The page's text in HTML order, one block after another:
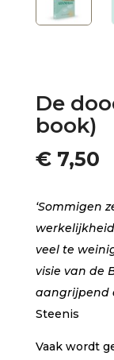
De
book)
€7,50
‘Sommigen
veel te
visie van de
aangrijpend
Steenis
Vaak wordt